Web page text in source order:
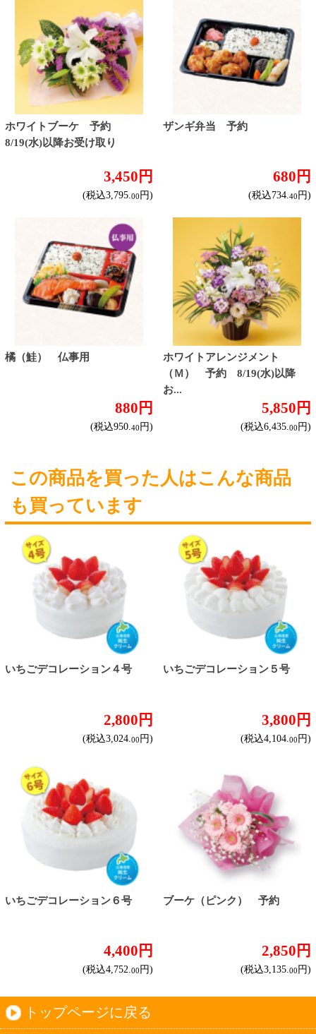
カートに入れる
いちごデコレーション６号
4,400円
(税込4,752. 円)
トップページに戻る
焼肉予約
お取り寄せワイン
種類で探す
ハイクラスワイン
オンライン専用お問い合わせ
ログイン
セイコーマートHOME
当サイトについて
個人情報保護方針
©Secoma Company, Ltd. 2016 All rights reserved.
20歳未満の方の酒類の購入や、飲酒は法律で禁
じられています。
法令に従って、20歳未満の方への酒類のご注文
はお受けできません。
また、酒類を受取に来られた方が20歳未満の場
合は、酒類のお渡しをお断りしております。
表示：スマートフォン｜ PC版
このサイトは、企業の実在証明と通信の暗号化
のため、サイバートラストの サーバ証明書を導
入しています。
Trusted Webシールをクリックして、検証結果を
ご確認いただけます。